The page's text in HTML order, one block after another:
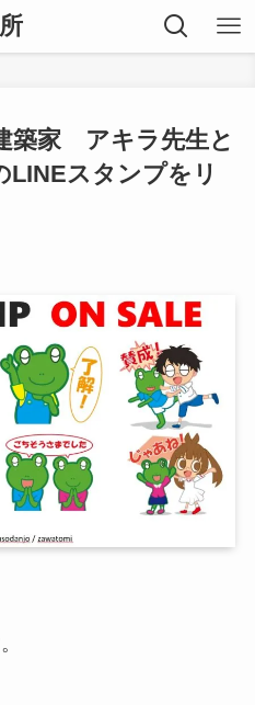
築家 アキラ先生と
LINEスタンプをリ